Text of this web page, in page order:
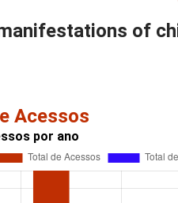
of
Acessos
por ano